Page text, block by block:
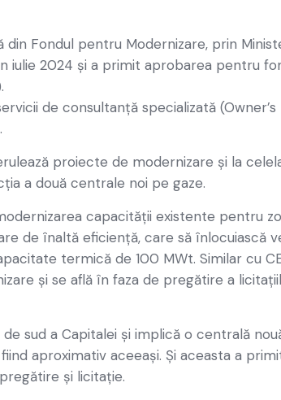
Fondul pentru Modernizare, prin
2024 și a primit aprobarea pentru
de consultanță specializată
proiecte de modernizare și la
a două centrale noi pe gaze.
capacității existente pentru
de înaltă eficiență, care să înlocuiască
termică de 100 MWt. Similar cu
și se află în faza de pregătire a
sud a Capitalei și implică o centrală
aproximativ aceeaşi. Şi aceasta a
și licitație.